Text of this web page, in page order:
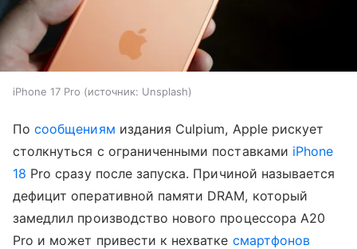
iPhone 17 Pro источник: Unsplash
Посообщениям издания Culpium, Apple рискует
столкнуться с ограниченными поставками iPhone
18 Pro сразу после запуска. Причиной называется
дефицит оперативной памяти DRAM, который
замедлил производство нового процессора A20
Pro и может привести к нехватке смартфонов